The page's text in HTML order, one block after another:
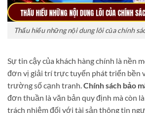
Thấu hiểu những nội dung lõi của chính
Sự tin cậy của khách hàng chính là nền
đơn vị giải trí trực tuyến phát triển bền
trường số cạnh tranh.Chính sách bảo
đơn thuần là văn bản quy định mà còn
trách nhiệm đối với tài sản thông tin